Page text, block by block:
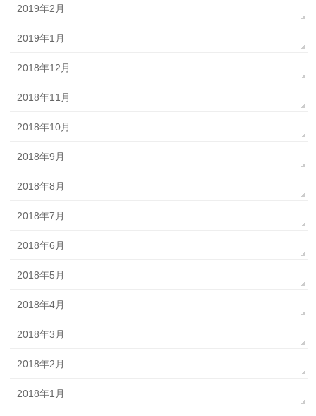
2019年2月
2019年1月
2018年12月
2018年11月
2018年10月
2018年9月
2018年8月
2018年7月
2018年6月
2018年5月
2018年4月
2018年3月
2018年2月
2018年1月